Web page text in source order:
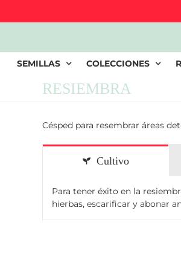
SEMILLAS COLECCIONES
RESIEMBRA
Césped para resembrar áreas
Cultivo
Para tener éxito en la
hierbas, escarificar y abonar